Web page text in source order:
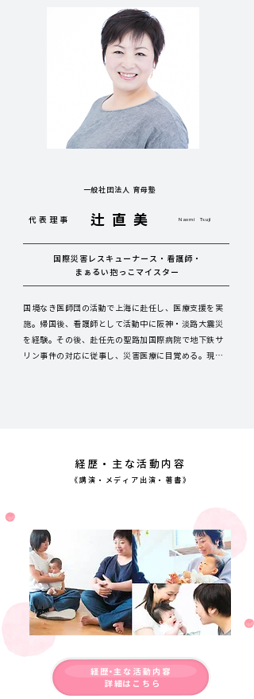
一般社団法人 育母塾
代表理事 辻直美 ​Naomi Tsuji
国際災害レスキューナース・​看護師・
まぁるい抱っこマイスター
国境なき医師団の活動で上海に赴任し、医療支援を実
施。帰国後、看護師として活動中に阪神・淡路大震災
を経験。その後、赴任先の聖路加国際病院で地下鉄サ
リン事件の対応に従事し、災害医療に目覚める。現在
ーション「まぁるい抱っこ®」を提唱。子育てに悩む母
親たちを対象に全国で講座を行っているほか、看護や
経歴・主な活動内容
《講演・メディア出演・著書》